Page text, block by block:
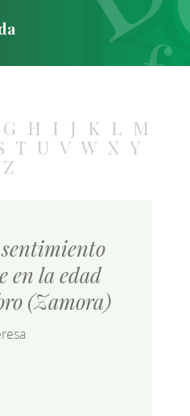
G H I J K L M
T U V W X Y
Z
en la edad
(Zamora)